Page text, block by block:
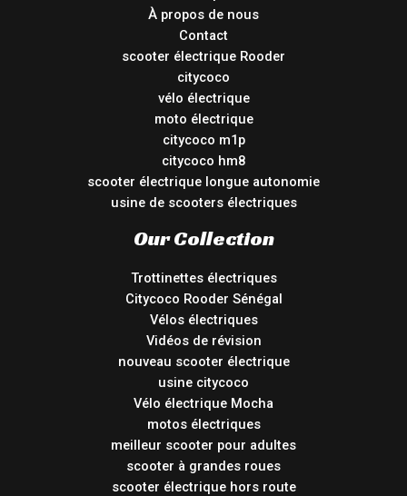
À propos de nous
Contact
scooter électrique Rooder
citycoco
vélo électrique
moto électrique
citycoco m1p
citycoco hm8
scooter électrique longue autonomie
usine de scooters électriques
Our Collection
Trottinettes électriques
Citycoco Rooder Sénégal
Vélos électriques
Vidéos de révision
nouveau scooter électrique
usine citycoco
Vélo électrique Mocha
motos électriques
meilleur scooter pour adultes
scooter à grandes roues
scooter électrique hors route